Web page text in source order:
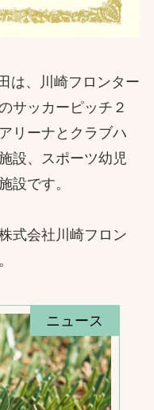
は、川崎フロンター
サッカーピッチ２
リーナとクラブハ
設、スポーツ幼児
設です。
式会社川崎フロン
ニュース